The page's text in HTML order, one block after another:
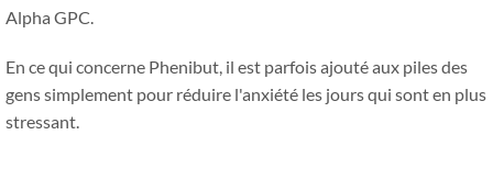
Alpha GPC.
En ce qui concerne Phenibut, il est parfois ajouté aux piles des
gens simplement pour réduire l'anxiété les jours qui sont en plus
stressant.